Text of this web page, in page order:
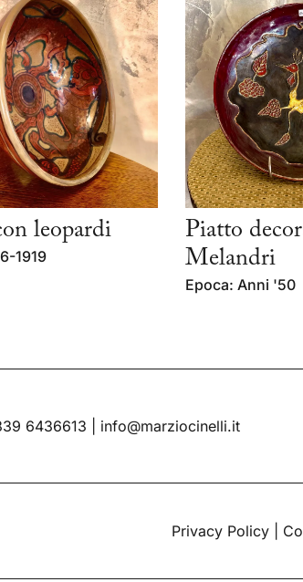
leopardi
1919
Piatto
Melandri
Epoca: Anni '50
6436613 info@marziocinelli.it
Privacy Policy